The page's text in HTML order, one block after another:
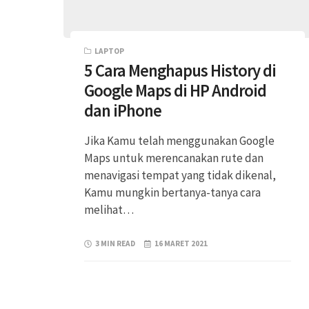
LAPTOP
5 Cara Menghapus History di
Google Maps di HP Android
dan iPhone
Jika Kamu telah menggunakan Google
Maps untuk merencanakan rute dan
menavigasi tempat yang tidak dikenal,
Kamu mungkin bertanya-tanya cara
melihat…
3 MIN READ 16 MARET 2021